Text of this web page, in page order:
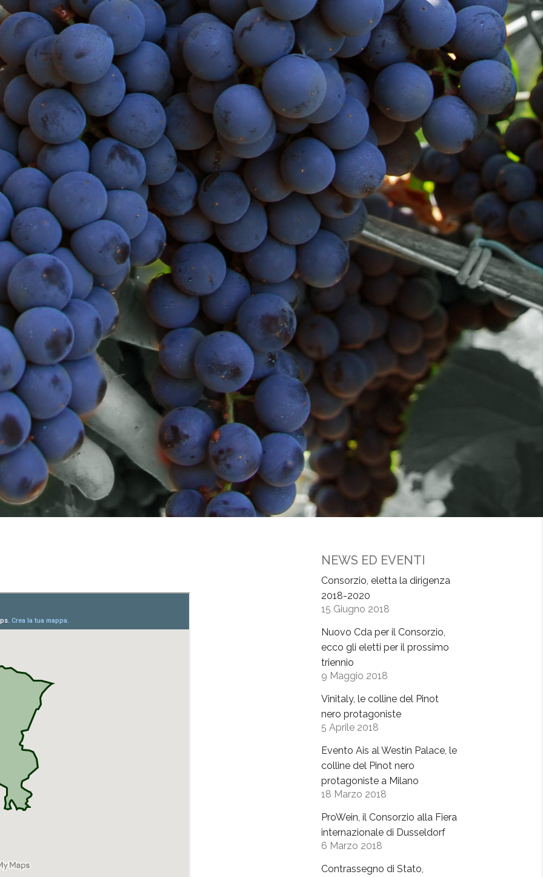
NEWS ED EVENTI
Consorzio, eletta la dirigenza
2018-2020
15 Giugno 2018
Nuovo Cda per il Consorzio,
ecco gli eletti per il prossimo
triennio
9 Maggio 2018
Vinitaly, le colline del Pinot
nero protagoniste
5 Aprile 2018
Evento Ais al Westin Palace, le
colline del Pinot nero
protagoniste a Milano
18 Marzo 2018
ProWein, il Consorzio alla Fiera
internazionale di Dusseldorf
6 Marzo 2018
Contrassegno di Stato,